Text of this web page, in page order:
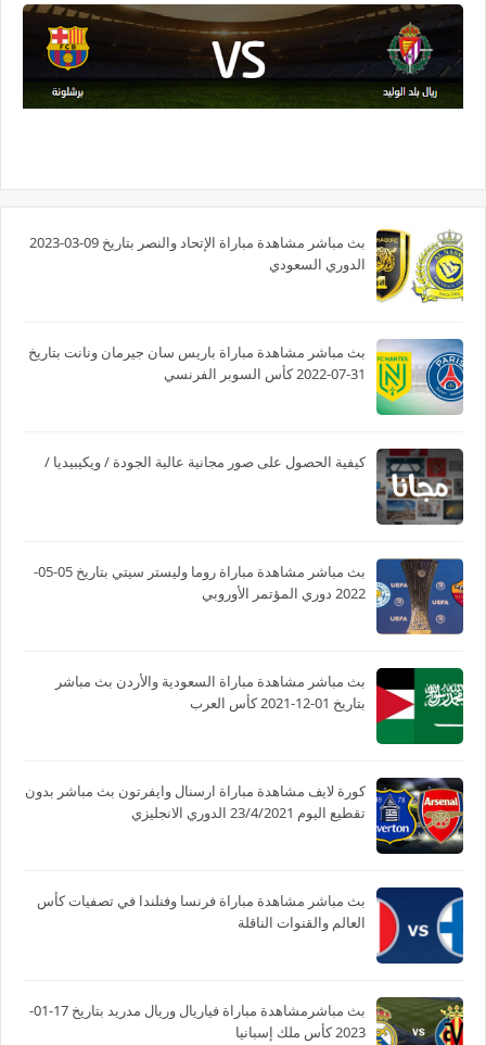
بث مباشر مشاهدة مباراة الإتحاد والنصر بتاريخ 09-03-2023
الدوري السعودي
بث مباشر مشاهدة مباراة باريس سان جيرمان ونانت بتاريخ
31-07-2022 كأس السوبر الفرنسي
كيفية الحصول على صور مجانية عالية الجودة / ويكيبيديا /
بث مباشر مشاهدة مباراة روما وليستر سيتي بتاريخ 05-05-
2022 دوري المؤتمر الأوروبي
بث مباشر مشاهدة مباراة السعودية والأردن بث مباشر
بتاريخ 01-12-2021 كأس العرب
كورة لايف مشاهدة مباراة ارسنال وايفرتون بث مباشر بدون
تقطيع اليوم 23/4/2021 الدوري الانجليزي
بث مباشر مشاهدة مباراة فرنسا وفنلندا في تصفيات كأس
العالم والقنوات الناقلة
بث مباشرمشاهدة مباراة فياريال وريال مدريد بتاريخ 17-01-
2023 كأس ملك إسبانيا